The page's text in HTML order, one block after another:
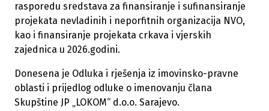
rasporedu sredstava za finansiranje i sufinansiranje
projekata nevladinih i neporfitnih organizacija NVO,
kao i finansiranje projekata crkava i vjerskih
zajednica u 2026.godini.
Donesena je Odluka i rješenja iz imovinsko-pravne
oblasti i prijedlog odluke o imenovanju člana
Skupštine JP „LOKOM“ d.o.o. Sarajevo.